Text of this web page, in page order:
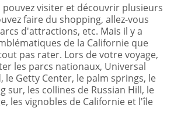
pouvez visiter et découvrir plusieurs
faire du shopping, allez-vous
d'attractions, etc. Mais il y a
de la Californie que
pas rater. Lors de votre voyage,
les parcs nationaux, Universal
le Getty Center, le palm springs, le
sur, les collines de Russian Hill, le
les vignobles de Californie et l'île